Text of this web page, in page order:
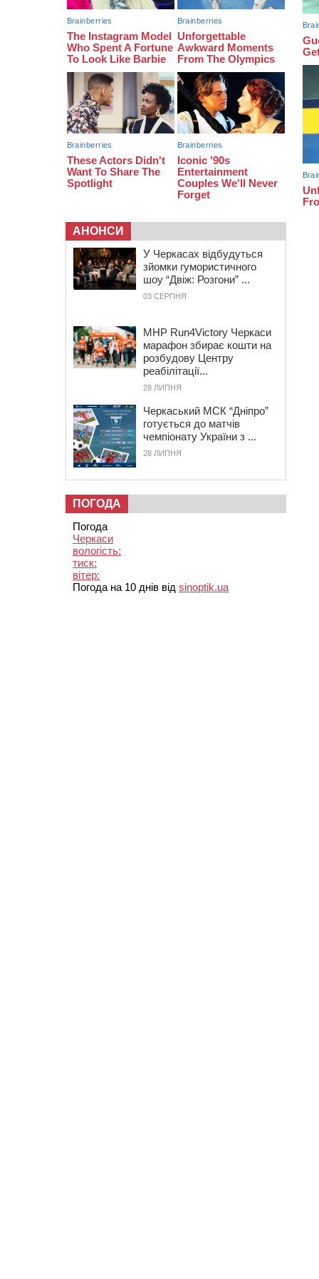
АНОНСИ
У Черкасах відбудуться
зйомки гумористичного
шоу “Двіж: Розгони” ...
03 СЕРПНЯ
MHP Run4Victory Черкаси
марафон збирає кошти на
розбудову Центру
реабілітації...
28 ЛИПНЯ
Черкаський МСК “Дніпро”
готується до матчів
чемпіонату України з ...
28 ЛИПНЯ
ПОГОДА
Погода
Черкаси
вологість:
тиск:
вітер:
Погода на 10 днів від sinoptik.ua